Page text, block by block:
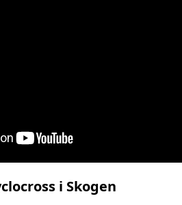
i Skogen